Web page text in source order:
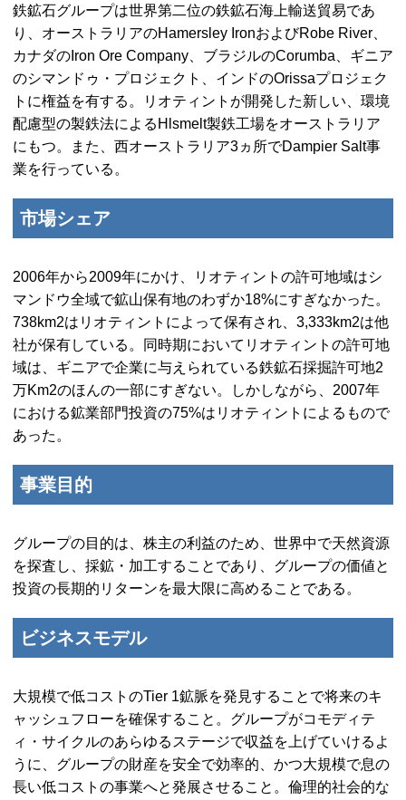
鉄鉱石グループは世界第二位の鉄鉱石海上輸送貿易であ
り、オーストラリアのHamersley IronおよびRobe River
カナダの Iron Ore Company 、ブラジルのCorumba 、ギニア
のシマンドゥ・プロジェクト、インドのOrissaプロジェク
トに権益を有する。リオティントが開発した新しい、環境
配慮型の製鉄法による Hlsmelt製鉄工場をオーストラリア
にもつ。また、西オーストラリア3ヵ所でDampier Salt事
業を行っている。
市場シェア
2006年から2009年にかけ、リオティントの許可地域はシ
マンドウ全域で鉱山保有地のわずか18%にすぎなかった。
738km2はリオティントによって保有され、3,333km2は他
社が保有している。同時期においてリオティントの許可地
域は、ギニアで企業に与えられている鉄鉱石採掘許可地2
万Km2のほんの一部にすぎない。しかしながら、2007年
における鉱業部門投資の75%はリオティントによるもので
あった。
事業目的
グループの目的は、株主の利益のため、世界中で天然資源
を探査し、採鉱・加工することであり、グループの価値と
投資の長期的リターンを最大限に高めることである。
ビジネスモデル
大規模で低コストのTier 1鉱脈を発見することで将来のキ
ャッシュフローを確保すること。グループがコモディテ
ィ・サイクルのあらゆるステージで収益を上げていけるよ
うに、グループの財産を安全で効率的、かつ大規模で息の
長い低コストの事業へと発展させること。倫理的社会的な